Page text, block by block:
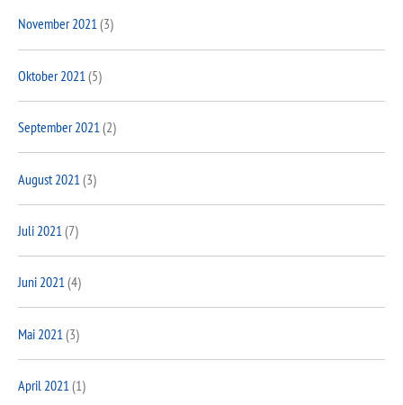
November 2021(3)
Oktober 2021 (5)
September 2021(2)
August 2021 (3)
Juli 2021 (7)
Juni 2021(4)
Mai 2021 (3)
April 2021(1)